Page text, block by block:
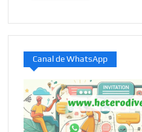
Canal de WhatsApp